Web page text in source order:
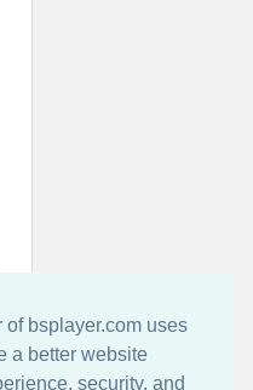
bsplayer.com uses
a better website
security, and